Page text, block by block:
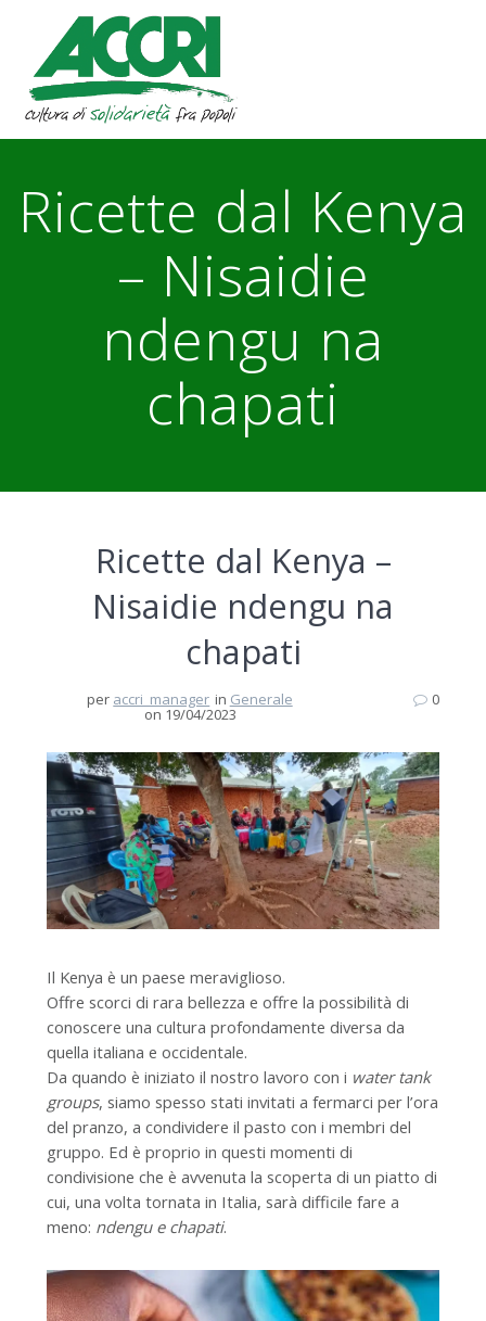
Ricette dal Kenya
– Nisaidie
ndengu na
chapati
Ricette dal Kenya –
Nisaidie ndengu na
chapati
per accri_manager in Generale
on 19/04/2023
0
Il Kenya è un paese meraviglioso.
Offre scorci di rara bellezza e offre la possibilità di
conoscere una cultura profondamente diversa da
quella italiana e occidentale.
Da quando è iniziato il nostro lavoro con i water tank
groups, siamo spesso stati invitati a fermarci per l’ora
del pranzo, a condividere il pasto con i membri del
gruppo. Ed è proprio in questi momenti di
condivisione che è avvenuta la scoperta di un piatto di
cui, una volta tornata in Italia, sarà difficile fare a
meno: ndengu e chapati.